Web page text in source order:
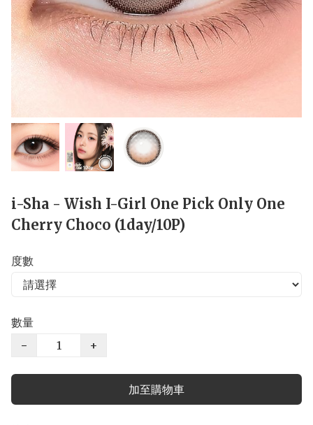
i-Sha - Wish I-Girl One Pick Only One
Cherry Choco (1day/10P)
度數
數量
−
+
加至購物車